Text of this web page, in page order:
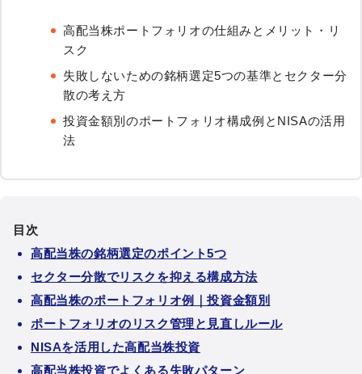
高配当株ポートフォリオの仕組みとメリット・リ
スク
失敗しないための銘柄選定5つの基準とセクター分
散の考え方
投資金額別のポートフォリオ構成例とNISAの活用
法
目次
高配当株の銘柄選定のポイント5つ
セクター分散でリスクを抑える構成方法
高配当株のポートフォリオ例｜投資金額別
ポートフォリオのリスク管理と見直しルール
NISAを活用した高配当株投資
高配当株投資でよくある失敗パターン